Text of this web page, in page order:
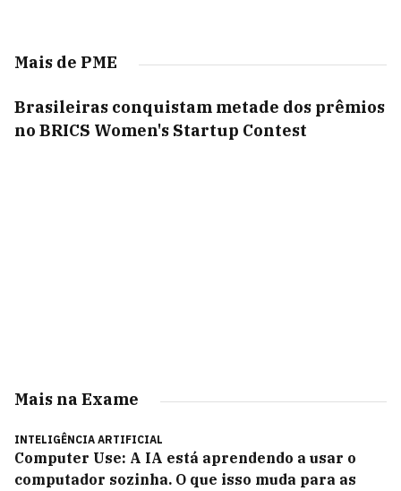
Mais de PME
Brasileiras conquistam metade dos prêmios
no BRICS Women's Startup Contest
Mais na Exame
INTELIGÊNCIA ARTIFICIAL
Computer Use: A IA está aprendendo a usar o
computador sozinha. O que isso muda para as